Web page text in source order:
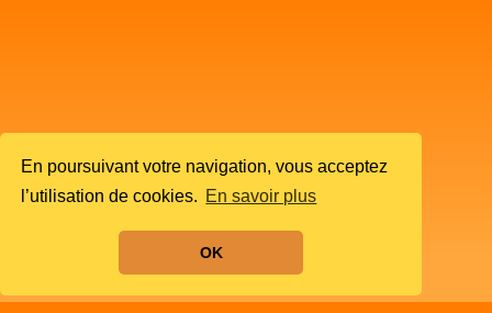
En poursuivant votre navigation, vous acceptez
l’utilisation de cookies. En savoir plus
OK